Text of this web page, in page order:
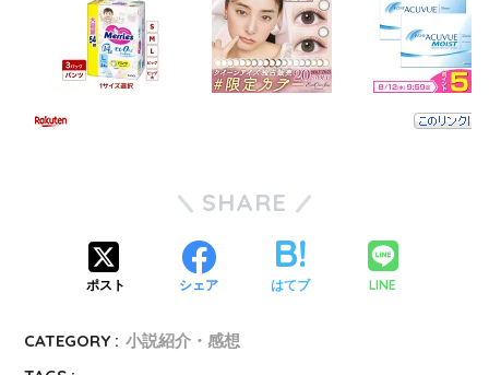
SHARE
ポスト シェア はてブ LINE
CATEGORY : 小説紹介・感想